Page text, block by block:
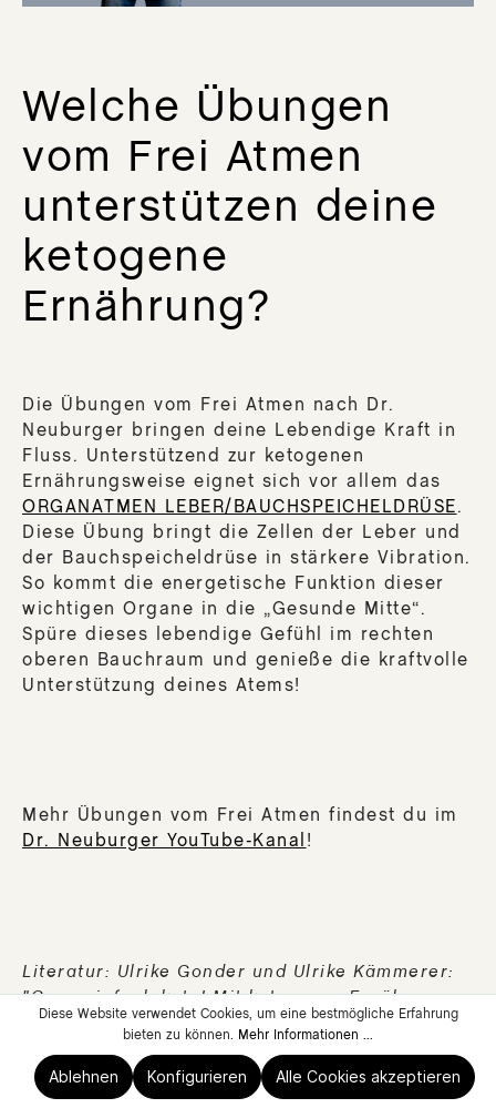
Welche Übungen
vom Frei Atmen
unterstützen deine
ketogene
Ernährung?
Die Übungen vom Frei Atmen nach Dr.
Neuburger bringen deine Lebendige Kraft in
Fluss. Unterstützend zur ketogenen
Ernährungsweise eignet sich vor allem das
ORGANATMEN LEBER/BAUCHSPEICHELDRÜSE.
Diese Übung bringt die Zellen der Leber und
der Bauchspeicheldrüse in stärkere Vibration.
So kommt die energetische Funktion dieser
wichtigen Organe in die „Gesunde Mitte“.
Spüre dieses lebendige Gefühl im rechten
oberen Bauchraum und genieße die kraftvolle
Unterstützung deines Atems!
Mehr Übungen vom Frei Atmen findest du im
Dr. Neuburger YouTube-Kanal !
Literatur: Ulrike Gonder und Ulrike Kämmerer:
"Ganz einfach keto! Mit ketogener Ernährung
Entzündungen ausbremsen, das Immunsystem
Proteine ausgleichen." Verlag Thomas Kubo,
2023.
Diese Website verwendet Cookies, um eine bestmögliche Erfahrung
bieten zu können. Mehr Informationen ...
Ablehnen Konfigurieren Alle Cookies akzeptieren